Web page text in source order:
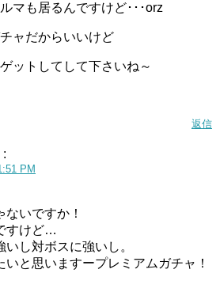
マも居るんですけど･･･orz
ャだからいいけど
ットしてして下さいね～
返信
:
PM
ないですか！
すけど…
し対ボスに強いし。
と思いますープレミアムガチャ！